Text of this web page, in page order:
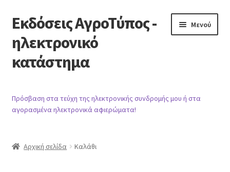
Απευθείας
μετάβαση
στην
πλοήγηση
Μετάβαση
σε
περιεχόμενο
Εκδόσεις ΑγροΤύπος -
ηλεκτρονικό
κατάστημα
Μενού
Προϊόντα
Πρόσβαση στα τεύχη της ηλεκτρονικής συνδρομής μου ή στα
αγορασμένα ηλεκτρονικά αφιερώματα!
Αρχική σελίδα Καλάθι